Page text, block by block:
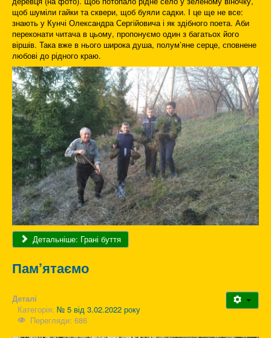
щоб шуміли гайки та сквери, щоб буяли садки. І це ще не все:
знають у Кунчі Олександра Сергійовича і як здібного поета. Аби
переконати читача в цьому, пропонуємо один з багатьох його
віршів. Така вже в нього широка душа, полум’яне серце, сповнене
любові до рідного краю.
Детальніше: Грані буття
Пам’ятаємо
Деталі
Категорія: № 5 від 3.02.2022 року
Перегляди: 686